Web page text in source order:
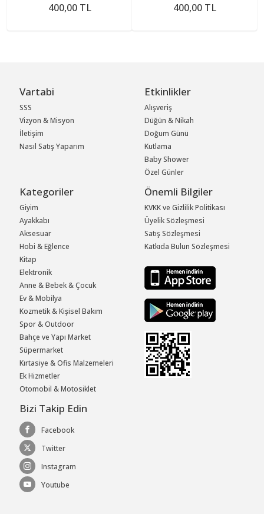
400,00 TL 400,00 TL
Vartabi
SSS
Vizyon & Misyon
İletişim
Nasıl Satış Yaparım
Etkinlikler
Alışveriş
Düğün & Nikah
Doğum Günü
Kutlama
Baby Shower
Özel Günler
Kategoriler
Giyim
Ayakkabı
Aksesuar
Hobi & Eğlence
Kitap
Elektronik
Anne & Bebek & Çocuk
Ev & Mobilya
Kozmetik & Kişisel Bakım
Spor & Outdoor
Bahçe ve Yapı Market
Süpermarket
Kırtasiye & Ofis Malzemeleri
Ek Hizmetler
Otomobil & Motosiklet
Önemli Bilgiler
KVKK ve Gizlilik Politikası
Üyelik Sözleşmesi
Satış Sözleşmesi
Katkıda Bulun Sözleşmesi
Bizi Takip Edin
Facebook
Twitter
Instagram
Youtube